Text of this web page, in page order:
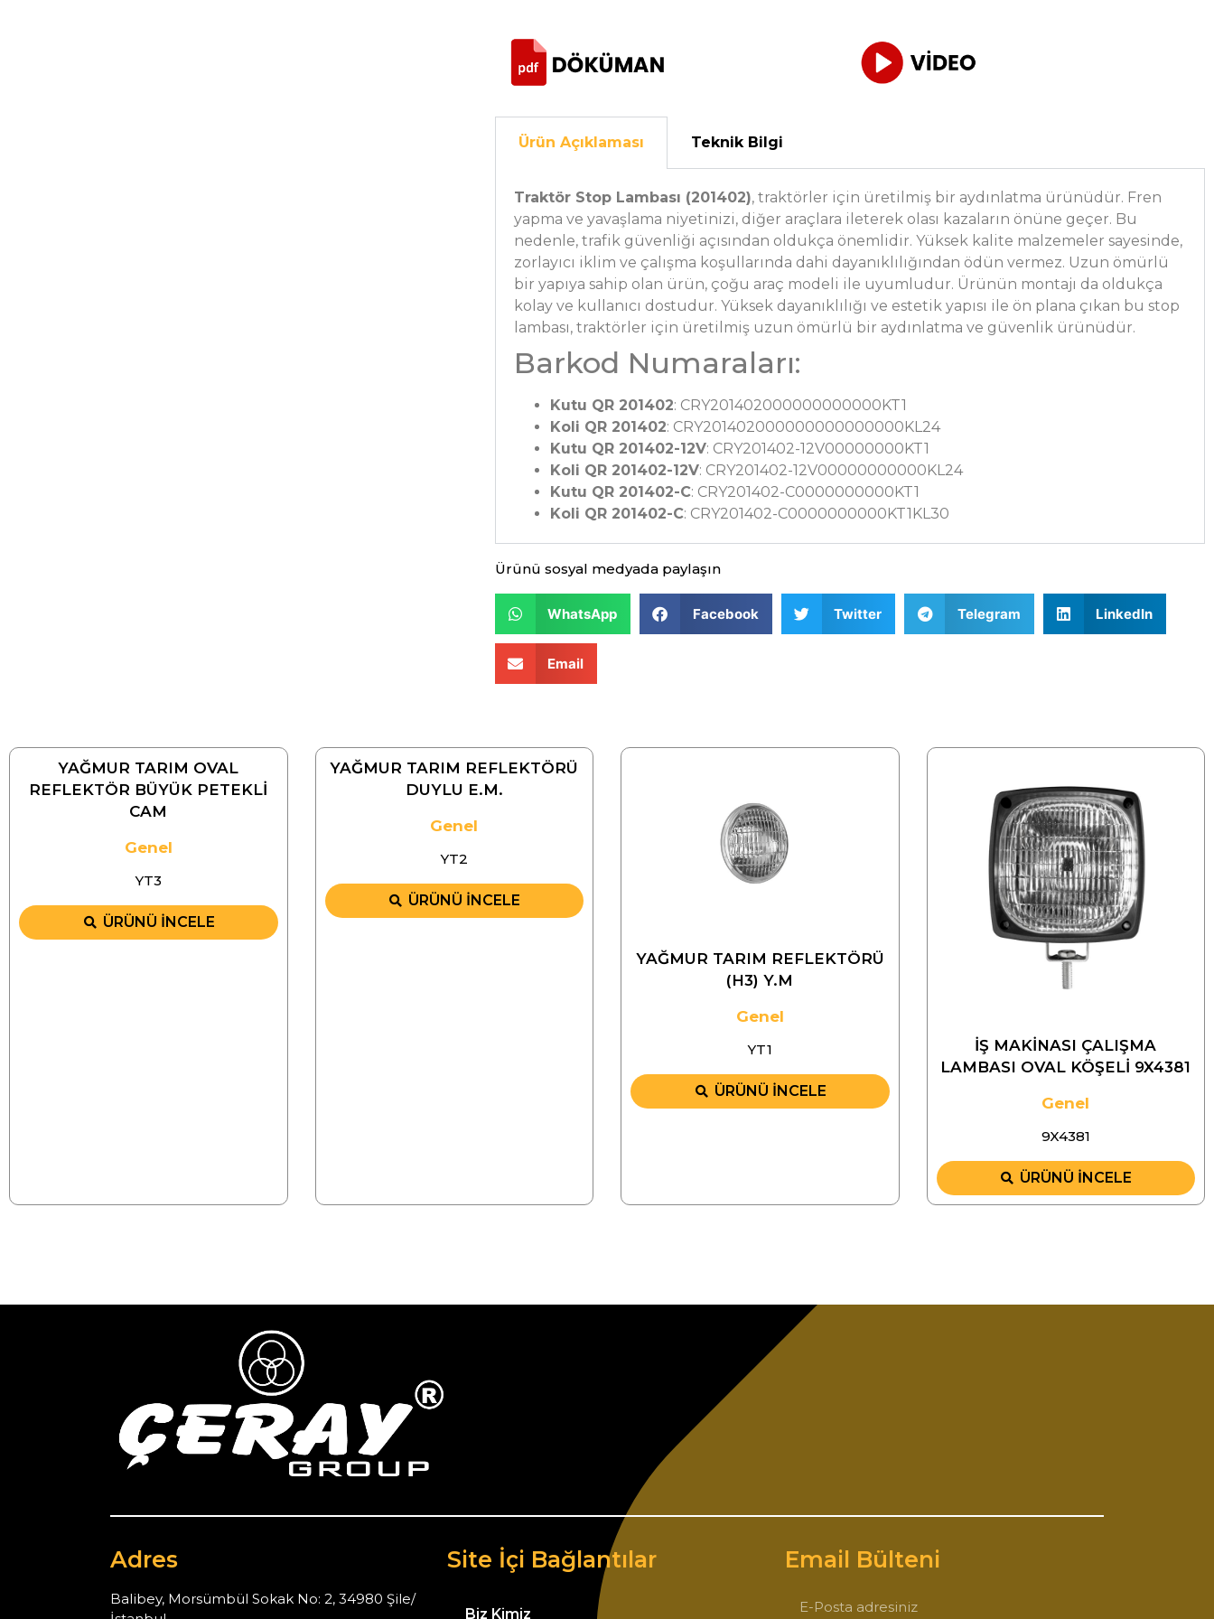
Ürün Açıklaması Teknik Bilgi
Traktör Stop Lambası (201402), traktörler için üretilmiş bir aydınlatma ürünüdür. Fren
yapma ve yavaşlama niyetinizi, diğer araçlara ileterek olası kazaların önüne geçer. Bu
nedenle, trafik güvenliği açısından oldukça önemlidir. Yüksek kalite malzemeler sayesinde,
zorlayıcı iklim ve çalışma koşullarında dahi dayanıklılığından ödün vermez. Uzun ömürlü
bir yapıya sahip olan ürün, çoğu araç modeli ile uyumludur. Ürünün montajı da oldukça
kolay ve kullanıcı dostudur. Yüksek dayanıklılığı ve estetik yapısı ile ön plana çıkan bu stop
lambası, traktörler için üretilmiş uzun ömürlü bir aydınlatma ve güvenlik ürünüdür.
Barkod Numaraları:
Kutu QR 201402: CRY201402000000000000KT1
Koli QR 201402: CRY201402000000000000000KL24
Kutu QR 201402-12V: CRY201402-12V00000000KT1
Koli QR 201402-12V: CRY201402-12V00000000000KL24
Kutu QR 201402-C: CRY201402-C0000000000KT1
Koli QR 201402-C: CRY201402-C0000000000KT1KL30
Ürünü sosyal medyada paylaşın
WhatsApp Facebook Twitter Telegram LinkedIn
Email
YAĞMUR TARIM OVAL
REFLEKTÖR BÜYÜK PETEKLİ
CAM
Genel
YT3
ÜRÜNÜ İNCELE
YAĞMUR TARIM REFLEKTÖRÜ
DUYLU E.M.
Genel
YT2
ÜRÜNÜ İNCELE
YAĞMUR TARIM REFLEKTÖRÜ
(H3) Y.M
Genel
YT1
ÜRÜNÜ İNCELE
İŞ MAKİNASI ÇALIŞMA
LAMBASI OVAL KÖŞELİ 9X4381
Genel
9X4381
ÜRÜNÜ İNCELE
Adres
Balibey, Morsümbül Sokak No: 2, 34980 Şile/
Site İçi Bağlantılar
Biz Kimiz
Email Bülteni